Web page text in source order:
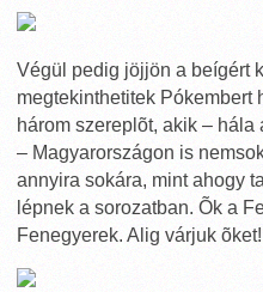
Végül pedig jöjjön a beígért
megtekinthetitek Pókembert
három szereplõt, akik –
– Magyarországon is
annyira sokára, mint ahogy
lépnek a sorozatban. Õk a
Fenegyerek. Alig várjuk õket!